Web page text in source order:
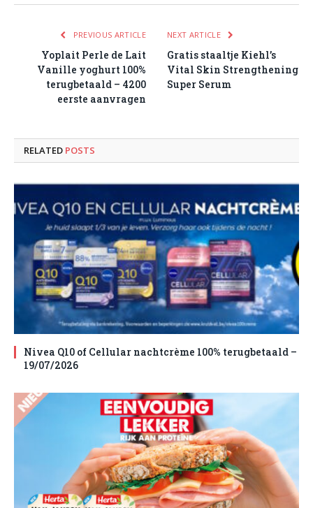
PREVIOUS ARTICLE
Yoplait Perle de Lait
Vanille yoghurt 100%
terugbetaald – 4200
eerste aanvragen
NEXT ARTICLE
Gratis staaltje Kiehl’s
Vital Skin Strengthening
Super Serum
RELATED POSTS
Nivea Q10 of Cellular nachtcrème 100% terugbetaald –
19/07/2026